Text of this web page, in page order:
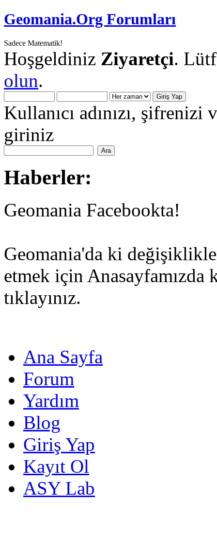
Geomania.Org Forumları
Sadece Matematik!
Hoşgeldiniz Ziyaretçi.
olun.
Kullanıcı adınızı,
giriniz
Haberler:
Geomania Facebookta!
Geomania'da ki
etmek için
tıklayınız.
Ana Sayfa
Forum
Yardım
Blog
Giriş Yap
Kayıt Ol
ASY Lab